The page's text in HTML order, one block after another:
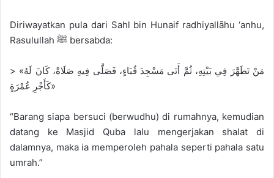
Diriwayatkan pula dari Sahl bin Hunaif radhiyallāhu ‘anhu,
Rasulullah ﷺ bersabda:
> «مَنْ تَطَهَّرَ فِي بَيْتِهِ، ثُمَّ أَتَى مَسْجِدَ قُبَاءٍ، فَصَلَّى فِيهِ صَلَاةً، كَانَ لَهُ
كَأَجْرِ عُمْرَةٍ»
“Barang siapa bersuci (berwudhu) di rumahnya, kemudian
datang ke Masjid Quba lalu mengerjakan shalat di
dalamnya, maka ia memperoleh pahala seperti pahala satu
umrah.”